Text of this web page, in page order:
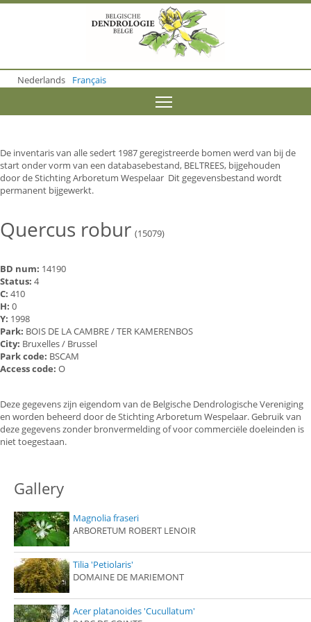
o
m
o
n
t
e
n
Nederlands Français
De inventaris van alle sedert 1987 geregistreerde bomen werd van bij de
start onder vorm van een databasebestand, BELTREES, bijgehouden
door de Stichting Arboretum Wespelaar Dit gegevensbestand wordt
permanent bijgewerkt.
Quercus robur (15079)
BD num: 14190
Status: 4
C: 410
H: 0
Y: 1998
Park: BOIS DE LA CAMBRE / TER KAMERENBOS
City: Bruxelles / Brussel
Park code: BSCAM
Access code: O
Deze gegevens zijn eigendom van de Belgische Dendrologische Vereniging
en worden beheerd door de Stichting Arboretum Wespelaar. Gebruik van
deze gegevens zonder bronvermelding of voor commerciële doeleinden is
niet toegestaan.
Gallery
Magnolia fraseri
ARBORETUM ROBERT LENOIR
Tilia 'Petiolaris'
DOMAINE DE MARIEMONT
Acer platanoides 'Cucullatum'